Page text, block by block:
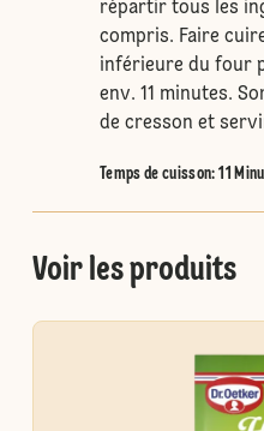
répartir tous les
compris. Faire
inférieure du four
env. 11 minutes.
de cresson et
Temps de cuisson: 11
Voir les produits